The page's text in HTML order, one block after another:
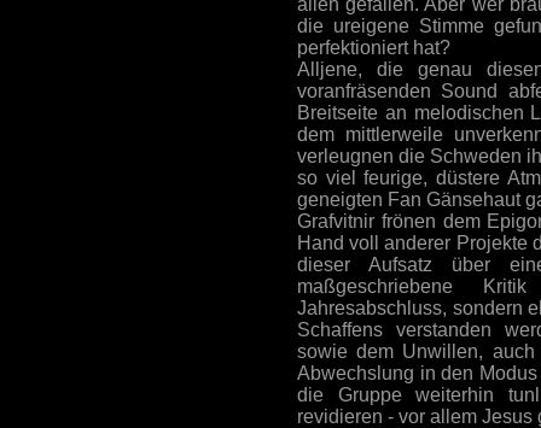
allen gefallen. Aber wer
die ureigene Stimme
perfektioniert hat?
Alljene, die genau
voranfräsenden Sound
Breitseite an melodischen
dem mittlerweile
verleugnen die Schweden
so viel feurige, düstere
geneigten Fan Gänsehaut
Grafvitnir frönen dem
Hand voll anderer Projekte
dieser Aufsatz über
maßgeschriebene
Jahresabschluss, sondern
Schaffens verstanden
sowie dem Unwillen,
Abwechslung in den
die Gruppe weiterhin
revidieren - vor allem Jesus